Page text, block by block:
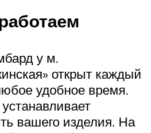
у м.
открыт каждый
удобное время.
вашего изделия. На